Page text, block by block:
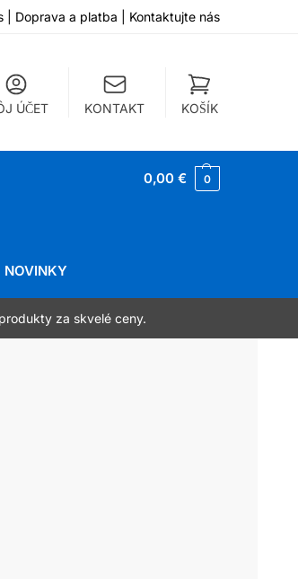
Doprava a platba Kontaktujte nás
ÚČET KONTAKT KOŠÍK
NOVINKY
0,00€ 0
za skvelé ceny.